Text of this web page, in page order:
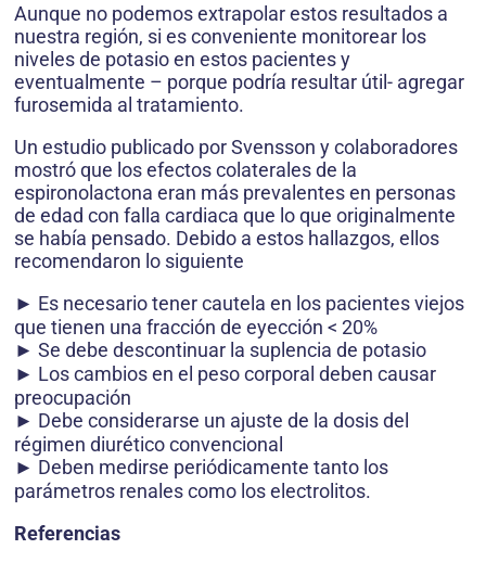
Aunque no podemos extrapolar estos resultados a
nuestra región, si es conveniente monitorear los
niveles de potasio en estos pacientes y
eventualmente – porque podría resultar útil- agregar
furosemida al tratamiento.
Un estudio publicado por Svensson y colaboradores
mostró que los efectos colaterales de la
espironolactona eran más prevalentes en personas
de edad con falla cardiaca que lo que originalmente
se había pensado. Debido a estos hallazgos, ellos
recomendaron lo siguiente
► Es necesario tener cautela en los pacientes viejos
que tienen una fracción de eyección < 20%
► Se debe descontinuar la suplencia de potasio
► Los cambios en el peso corporal deben causar
preocupación
► Debe considerarse un ajuste de la dosis del
régimen diurético convencional
► Deben medirse periódicamente tanto los
parámetros renales como los electrolitos.
Referencias